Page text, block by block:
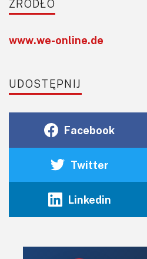
ŹRÓDŁO
www.we-online.de
UDOSTĘPNIJ
Facebook
Twitter
Linkedin